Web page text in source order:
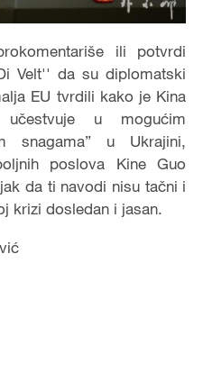
ili potvrdi
Velt'' da su diplomatski
EU tvrdili kako je Kina
u mogućim
snagama” u Ukrajini,
poslova Kine Guo
da ti navodi nisu tačni i
krizi dosledan i jasan.